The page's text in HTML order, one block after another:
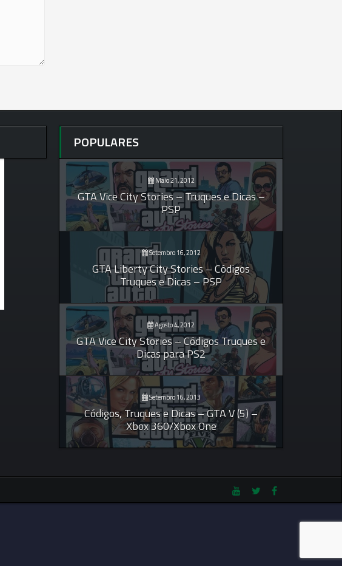
POPULARES
Maio 21, 2012
GTA Vice City Stories – Truques e Dicas –
PSP
Setembro 16, 2012
GTA Liberty City Stories – Códigos
Truques e Dicas – PSP
Agosto 4, 2012
GTA Vice City Stories – Códigos Truques e
Dicas para PS2
Setembro 16, 2013
Códigos, Truques e Dicas – GTA V (5) –
Xbox 360/Xbox One